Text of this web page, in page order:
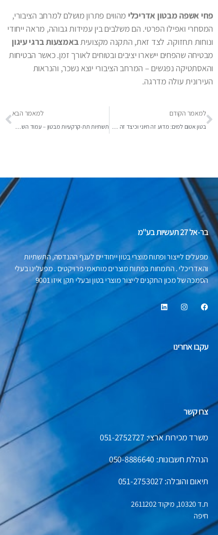
פחי אשפה מבטון אדריכלי מהווים פתרון מושלם למרחב הציבורי,
המסחרי ואפילו הפרטי. הם משלבים בין עמידות גבוהה, מראה ייחודי
ונוחות תחזוקה. לצד זאת, התקנה מקצועיתבאמצעות ברגי עיגון
מבטיחה שהפחים יישארו יציבים ובטוחים לאורך זמן. כאשר הבטיחות
והאסתטיקה נפגשים – המרחב הציבורי יוצא נשכר, והנראות
העירונית עולה מדרגה.
למאמר הקודם
בטון אטום למים: מדוע זה חיוני וכיצד זה עובד?
למאמר הבא
תשתיות תת-קרקעיות מבטון – עמוד השדרה של התשתיות המודרניות בישראל
בר-אל 27 תעשיות בע"מ
מפעלים לייצור ופתוח מוצרי בטון ייחודיים לענף ההנדסה, התשתיות
והאדריכלי . התמחות בפתוח מוצרים מותאמי פרויקטים . מפעלינו בעלי
הסמכה של מכון התקנים לייצור מוצרי בטון ובעלי תקן איזו 9001
עקבו אחרינו
צרו קשר
משרד מכירות ארצי: 051-2752727
הנהלת חשבונות: 050-8886640
תיאום והובלה: 051-2753027
ת.ד 10320, מיקוד 2611202
חיפה